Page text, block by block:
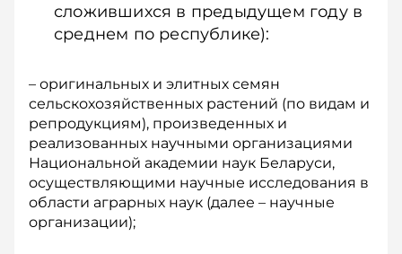
сложившихся в предыдущем году в
среднем по республике):
– оригинальных и элитных семян
сельскохозяйственных растений (по видам и
репродукциям), произведенных и
реализованных научными организациями
Национальной академии наук Беларуси,
осуществляющими научные исследования в
области аграрных наук (далее – научные
организации);